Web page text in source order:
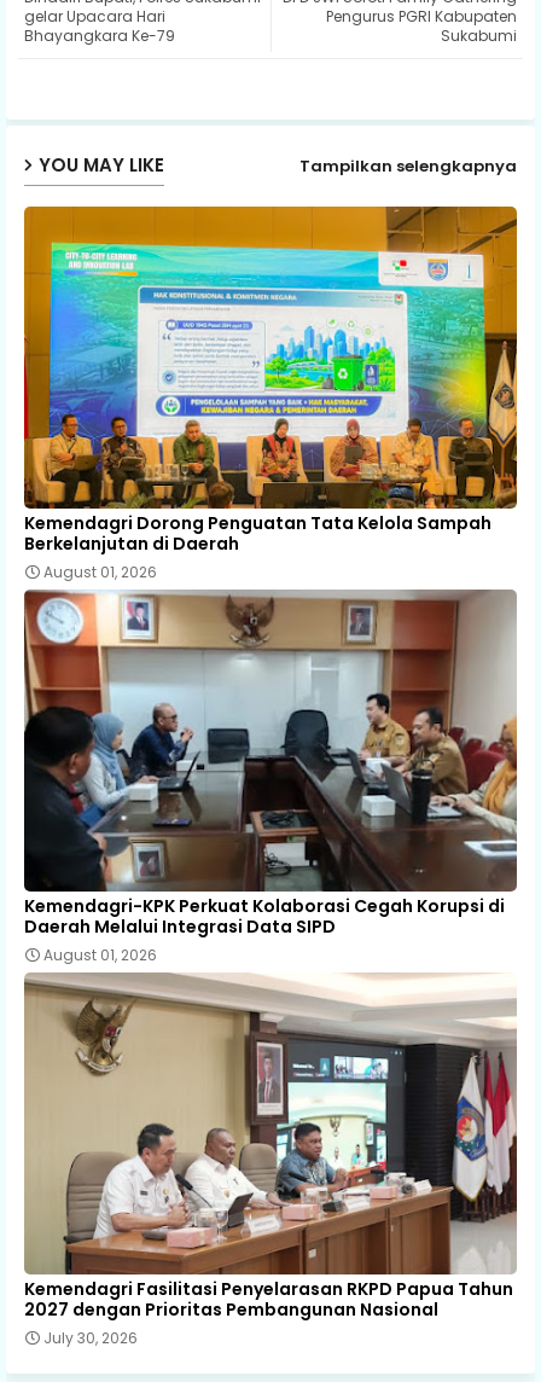
Pengurus PGRI Kabupaten
Sukabumi
gelar Upacara Hari
Bhayangkara Ke-79
YOU MAY LIKE Tampilkan selengkapnya
Kemendagri Dorong Penguatan Tata Kelola Sampah
Berkelanjutan di Daerah
August 01, 2026
Kemendagri-KPK Perkuat Kolaborasi Cegah Korupsi di
Daerah Melalui Integrasi Data SIPD
August 01, 2026
Kemendagri Fasilitasi Penyelarasan RKPD Papua Tahun
2027 dengan Prioritas Pembangunan Nasional
July 30, 2026